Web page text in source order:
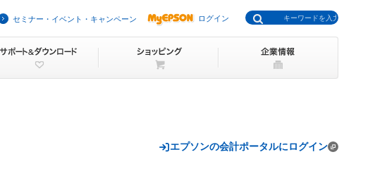
セミナー・イベント・キャンペーン ログイン
エプソンの会計ポータルにログイン